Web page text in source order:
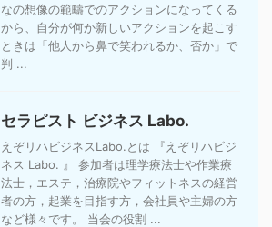
なの想像の範疇でのアクションになってくる
から、自分が何か新しいアクションを起こす
ときは「他人から鼻で笑われるか、否か」で
判 ...
セラピスト ビジネス Labo.
えぞリハビジネスLabo.とは 『えぞリハビジ
ネス Labo. 』 参加者は理学療法士や作業療
法士，エステ，治療院やフィットネスの経営
者の方，起業を目指す方，会社員や主婦の方
など様々です。 当会の役割 ...